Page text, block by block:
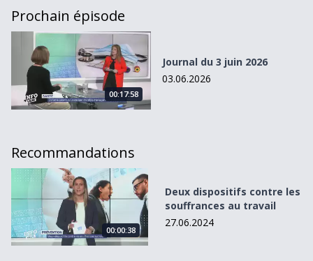
Prochain épisode
Journal du 3 juin 2026
00:17:58
Journal du 3 juin 2026
03.06.2026
Recommandations
Deux dispositifs contre les souffrances au travail
00:00:38
Deux dispositifs contre les
souffrances au travail
27.06.2024